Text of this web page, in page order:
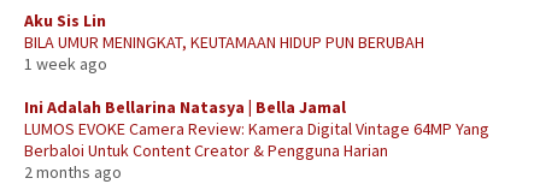
Aku Sis Lin
BILA UMUR MENINGKAT, KEUTAMAAN HIDUP PUN BERUBAH
1 week ago
Ini Adalah Bellarina Natasya | Bella Jamal
LUMOS EVOKE Camera Review: Kamera Digital Vintage 64MP Yang
Berbaloi Untuk Content Creator & Pengguna Harian
2 months ago